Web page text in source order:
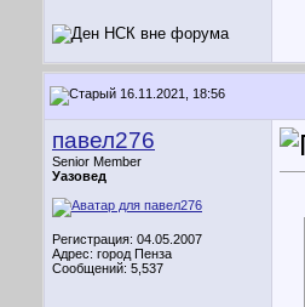
16.11.2021, 18:56
павел276
Senior Member
Уазовед
Регистрация: 04.05.2007
Адрес: город Пенза
Сообщений: 5,537